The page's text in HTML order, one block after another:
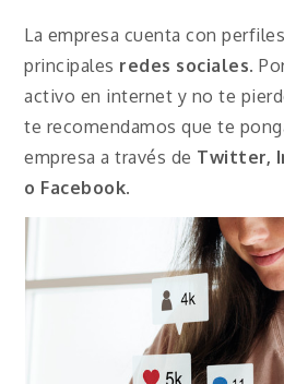
La empresa cuenta con
principales redes sociales.
activo en internet y no te
te recomendamos que te
empresa a través de Twitter,
o Facebook.